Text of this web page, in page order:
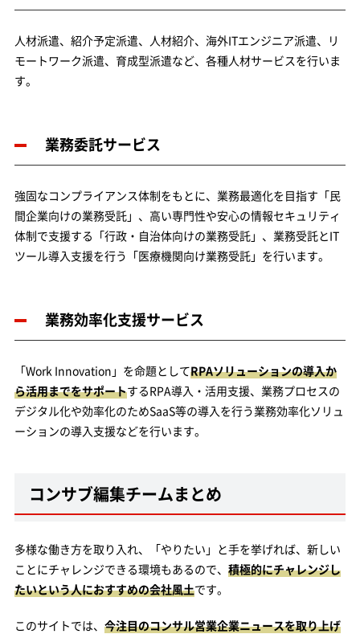
人材派遣、紹介予定派遣、人材紹介、海外ITエンジニア派遣、リ
モートワーク派遣、育成型派遣など、各種人材サービスを行いま
す。
業務委託サービス
強固なコンプライアンス体制をもとに、業務最適化を目指す「民
間企業向けの業務受託」、高い専門性や安心の情報セキュリティ
体制で支援する「行政・自治体向けの業務受託」、業務受託とIT
ツール導入支援を行う「医療機関向け業務受託」を行います。
業務効率化支援サービス
「Work Innovation」を命題としてRPAソリューションの導入か
ら活用までをサポートするRPA導入・活用支援、業務プロセスの
デジタル化や効率化のためSaaS等の導入を行う業務効率化ソリュ
ーションの導入支援などを行います。
コンサブ編集チームまとめ
多様な働き方を取り入れ、「やりたい」と手を挙げれば、新しい
ことにチャレンジできる環境もあるので、 積極的にチャレンジし
たいという人におすすめの会社風土です。
このサイトでは、 今注目のコンサル営業企業ニュースを取り上げ